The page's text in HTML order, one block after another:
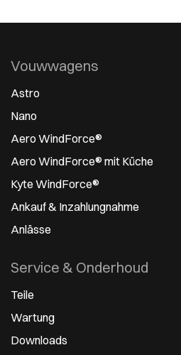
Vouwwagens
Astro
Nano
Aero WindForce®
Aero WindForce® mit Küche
Kyte WindForce®
Ankauf & Inzahlungnahme
Anlässe
Service & Onderhoud
Teile
Wartung
Downloads